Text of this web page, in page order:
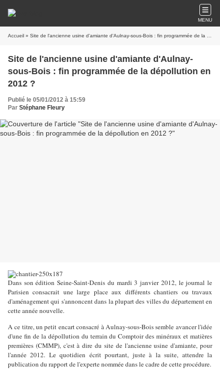
MENU
Accueil » Site de l'ancienne usine d'amiante d'Aulnay-sous-Bois : fin programmée de la dépollution en 2012 ?
Site de l'ancienne usine d'amiante d'Aulnay-
sous-Bois : fin programmée de la dépollution en
2012 ?
Publié le 05/01/2012 à 15:59
Par Stéphane Fleury
Dans son édition Seine-Saint-Denis du mardi 3 janvier 2012, le journal le
Parisien consacrait une large place aux différents chantiers ou travaux
d'aménagement qui s'annoncent dans la plupart des villes du département en
cette année nouvelle.
A ce titre, un petit encart consacré à Aulnay-sous-Bois semble avancer l'idée
d'une fin de la dépollution du terrain du Comptoir des minéraux et matières
premières (CMMP), c'est à dire du site de l'ancienne usine d'amiante, pour
l'année 2012. Le quotidien écrit pourtant, juste à la suite, attendre la
publication du rapport de l'experte nommée dans le cadre de cette procédure.